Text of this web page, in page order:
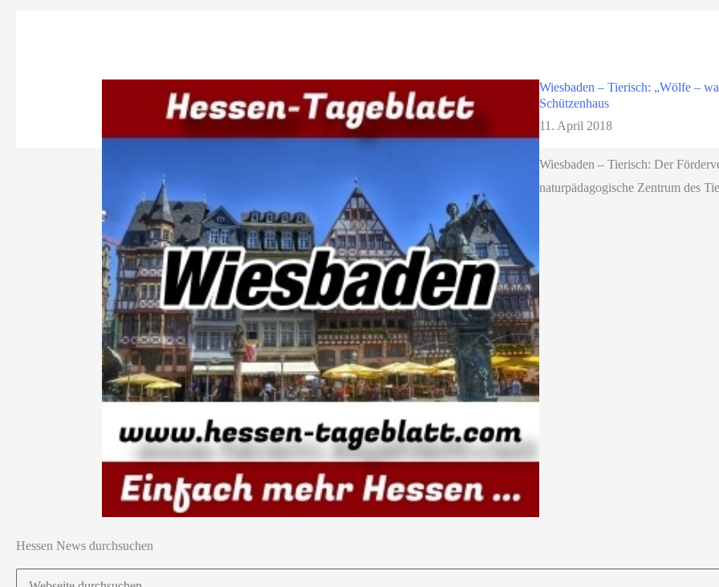
Wiesbaden – Tierisch: „Wölfe –
Schützenhaus
11. April 2018
Wiesbaden – Tierisch: Der
naturpädagogische Zentrum des
Hessen News durchsuchen
Suchen